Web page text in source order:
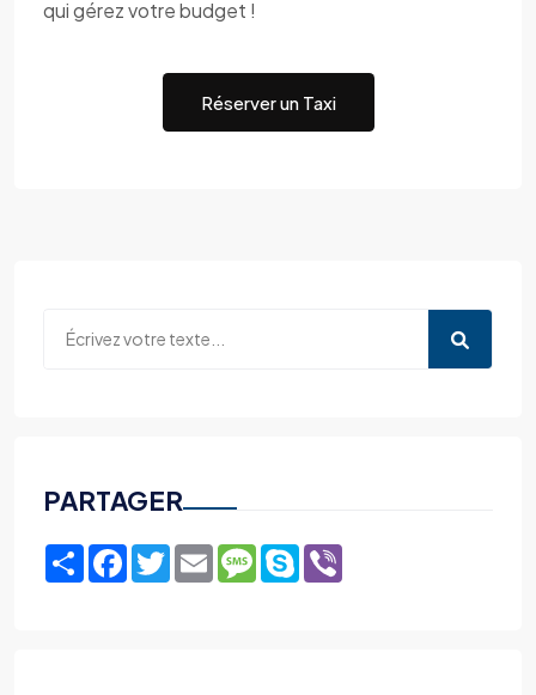
qui gérez votre budget !
Réserver un Taxi
PARTAGER
ShareFacebook
TwitterEmailMessage
Skype